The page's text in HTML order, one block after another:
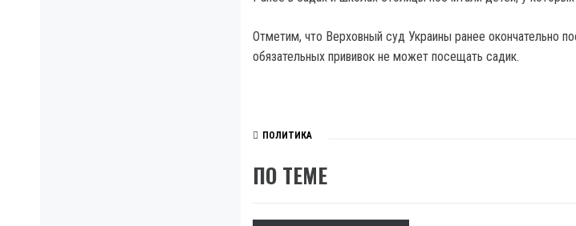
Отметим, что Верховный суд Украины ранее окончательно
обязательных прививок не может посещать садик.
ПОЛИТИКА
ПО ТЕМЕ